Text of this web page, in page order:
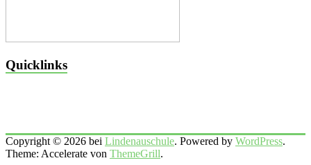
Quicklinks
Copyright © 2026 bei Lindenauschule. Powered by WordPress.
Theme: Accelerate von ThemeGrill.